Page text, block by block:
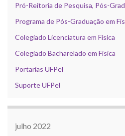
Pró-Reitoria de Pesquisa, Pós-
Programa de Pós-Graduação em
Colegiado Licenciatura em Física
Colegiado Bacharelado em Física
Portarias UFPel
Suporte UFPel
julho 2022